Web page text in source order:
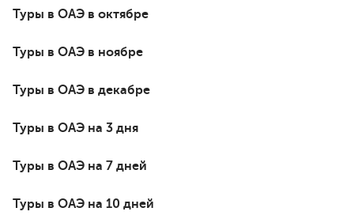
Туры в ОАЭ в октябре
Туры в ОАЭ в ноябре
Туры в ОАЭ в декабре
Туры в ОАЭ на 3 дня
Туры в ОАЭ на 7 дней
Туры в ОАЭ на 10 дней